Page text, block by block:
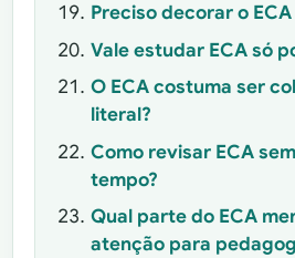
Preciso decorar o
Vale estudar ECA só
O ECA costuma ser
literal?
Como revisar ECA
tempo?
Qual parte do ECA
atenção para